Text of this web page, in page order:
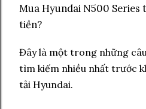
Mua Hyundai N500 Series
tiền?
Đây là một trong những
tìm kiếm nhiều nhất trước
tải Hyundai.